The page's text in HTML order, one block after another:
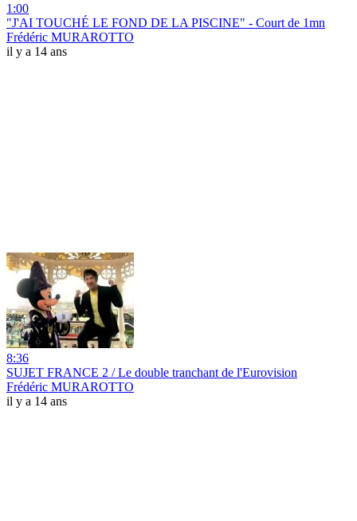
1:00
"J'AI TOUCHÉ LE FOND DE LA PISCINE" - Court de 1mn
Frédéric MURAROTTO
il y a 14 ans
8:36
SUJET FRANCE 2 / Le double tranchant de l'Eurovision
Frédéric MURAROTTO
il y a 14 ans